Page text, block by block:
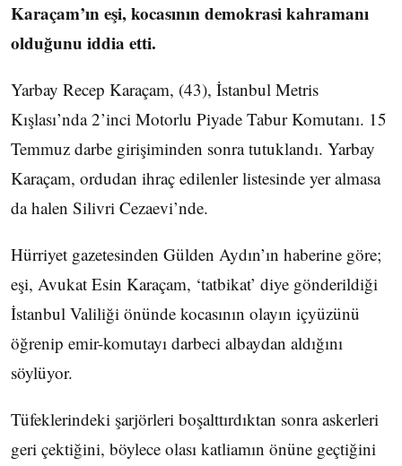
Karaçam’ın eşi, kocasının demokrasi kahramanı
olduğunu iddia etti.
Yarbay Recep Karaçam, (43), İstanbul Metris
Kışlası’nda 2’inci Motorlu Piyade Tabur Komutanı. 15
Temmuz darbe girişiminden sonra tutuklandı. Yarbay
Karaçam, ordudan ihraç edilenler listesinde yer almasa
da halen Silivri Cezaevi’nde.
Hürriyet gazetesinden Gülden Aydın’ın haberine göre;
eşi, Avukat Esin Karaçam, ‘tatbikat’ diye gönderildiği
İstanbul Valiliği önünde kocasının olayın içyüzünü
öğrenip emir-komutayı darbeci albaydan aldığını
söylüyor.
Tüfeklerindeki şarjörleri boşalttırdıktan sonra askerleri
geri çektiğini, böylece olası katliamın önüne geçtiğini